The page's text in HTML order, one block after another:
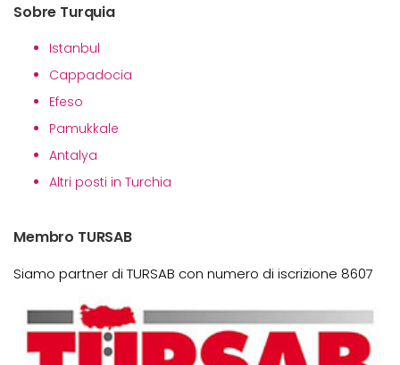
Sobre Turquia
Istanbul
Cappadocia
Efeso
Pamukkale
Antalya
Altri posti in Turchia
Membro TURSAB
Siamo partner di TURSAB con numero di iscrizione 8607